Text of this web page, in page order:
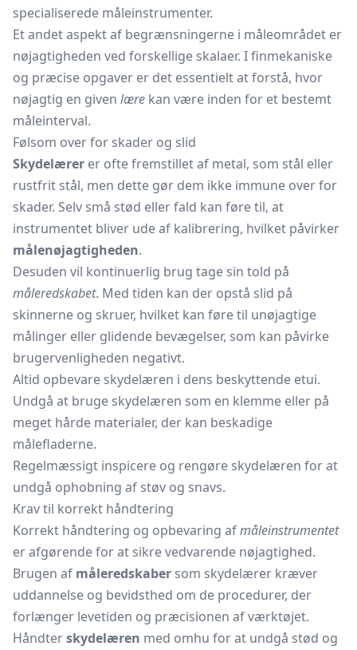
specialiserede måleinstrumenter.
Et andet aspekt af begrænsningerne i måleområdet er
nøjagtigheden ved forskellige skalaer. I finmekaniske
og præcise opgaver er det essentielt at forstå, hvor
nøjagtig en given lære kan være inden for et bestemt
måleinterval.
Følsom over for skader og slid
Skydelærer er ofte fremstillet af metal, som stål eller
rustfrit stål, men dette gør dem ikke immune over for
skader. Selv små stød eller fald kan føre til, at
instrumentet bliver ude af kalibrering, hvilket påvirker
målenøjagtigheden.
Desuden vil kontinuerlig brug tage sin told på
måleredskabet. Med tiden kan der opstå slid på
skinnerne og skruer, hvilket kan føre til unøjagtige
målinger eller glidende bevægelser, som kan påvirke
brugervenligheden negativt.
Altid opbevare skydelæren i dens beskyttende etui.
Undgå at bruge skydelæren som en klemme eller på
meget hårde materialer, der kan beskadige
målefladerne.
Regelmæssigt inspicere og rengøre skydelæren for at
undgå ophobning af støv og snavs.
Krav til korrekt håndtering
Korrekt håndtering og opbevaring afmåleinstrumentet
er afgørende for at sikre vedvarende nøjagtighed.
Brugen af måleredskaber som skydelærer kræver
uddannelse og bevidsthed om de procedurer, der
forlænger levetiden og præcisionen af værktøjet.
Håndterskydelæren med omhu for at undgå stød og